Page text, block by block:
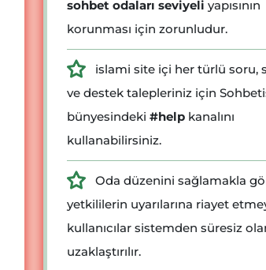
sohbet odaları seviyeli yapısının
korunması için zorunludur.
islami site içi her türlü soru,
ve destek talepleriniz için
bünyesindeki #help kanalını
kullanabilirsiniz.
Oda düzenini sağlamakla
yetkililerin uyarılarına riayet
kullanıcılar sistemden süresiz
uzaklaştırılır.